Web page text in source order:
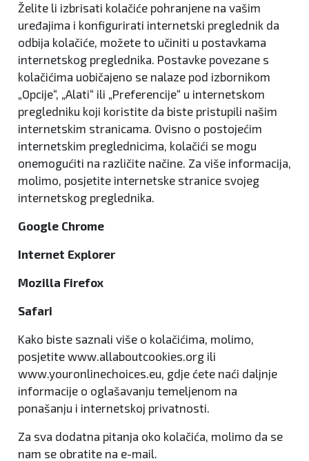
Želite li izbrisati kolačiće pohranjene na vašim
uređajima i konfigurirati internetski preglednik da
odbija kolačiće, možete to učiniti u postavkama
internetskog preglednika. Postavke povezane s
kolačićima uobičajeno se nalaze pod izbornikom
„Opcije“, „Alati“ ili „Preferencije“ u internetskom
pregledniku koji koristite da biste pristupili našim
internetskim stranicama. Ovisno o postojećim
internetskim preglednicima, kolačići se mogu
onemogućiti na različite načine. Za više informacija,
molimo, posjetite internetske stranice svojeg
internetskog preglednika.
Google Chrome
Internet Explorer
Mozilla Firefox
Safari
Kako biste saznali više o kolačićima, molimo,
posjetite www.allaboutcookies.org ili
www.youronlinechoices.eu, gdje ćete naći daljnje
informacije o oglašavanju temeljenom na
ponašanju i internetskoj privatnosti.
Za sva dodatna pitanja oko kolačića, molimo da se
nam se obratite na e-mail.